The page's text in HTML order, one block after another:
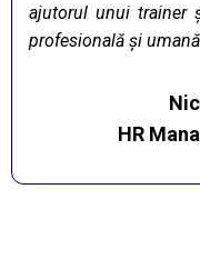
ajutorul unui trainer
profesională și
HR